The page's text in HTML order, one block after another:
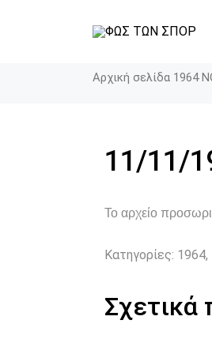
Αρχική σελίδα 1964
11/11/
Το αρχείο
Κατηγορίες: 1964,
Σχετικά